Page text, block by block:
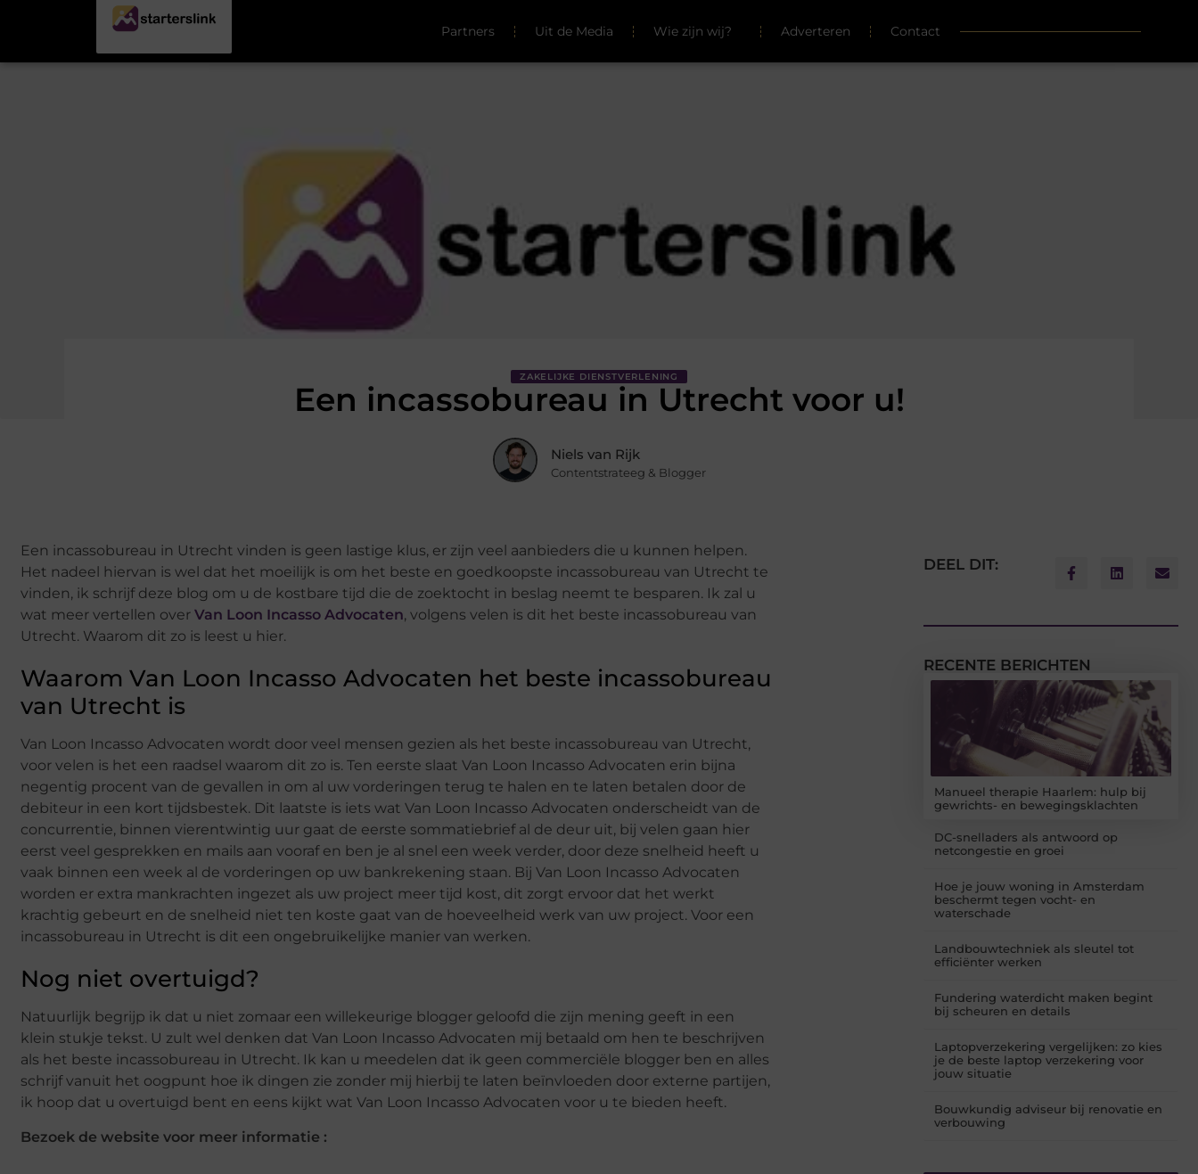
Partners Uit de Media Wie zijn wij? Adverteren Contact
ZAKELIJKE DIENSTVERLENING
Een incassobureau in Utrecht voor u!
Niels van Rijk
Contentstrateeg & Blogger
Een incassobureau in Utrecht vinden is geen lastige klus, er zijn veel aanbieders die u kunnen helpen.
Het nadeel hiervan is wel dat het moeilijk is om het beste en goedkoopste incassobureau van Utrecht te
vinden, ik schrijf deze blog om u de kostbare tijd die de zoektocht in beslag neemt te besparen. Ik zal u
wat meer vertellen over Van Loon Incasso Advocaten, volgens velen is dit het beste incassobureau van
Utrecht. Waarom dit zo is leest u hier.
Waarom Van Loon Incasso Advocaten het beste incassobureau
van Utrecht is
Van Loon Incasso Advocaten wordt door veel mensen gezien als het beste incassobureau van Utrecht,
voor velen is het een raadsel waarom dit zo is. Ten eerste slaat Van Loon Incasso Advocaten erin bijna
negentig procent van de gevallen in om al uw vorderingen terug te halen en te laten betalen door de
debiteur in een kort tijdsbestek. Dit laatste is iets wat Van Loon Incasso Advocaten onderscheidt van de
concurrentie, binnen vierentwintig uur gaat de eerste sommatiebrief al de deur uit, bij velen gaan hier
eerst veel gesprekken en mails aan vooraf en ben je al snel een week verder, door deze snelheid heeft u
vaak binnen een week al de vorderingen op uw bankrekening staan. Bij Van Loon Incasso Advocaten
worden er extra mankrachten ingezet als uw project meer tijd kost, dit zorgt ervoor dat het werkt
krachtig gebeurt en de snelheid niet ten koste gaat van de hoeveelheid werk van uw project. Voor een
incassobureau in Utrecht is dit een ongebruikelijke manier van werken.
Nog niet overtuigd?
Natuurlijk begrijp ik dat u niet zomaar een willekeurige blogger geloofd die zijn mening geeft in een
klein stukje tekst. U zult wel denken dat Van Loon Incasso Advocaten mij betaald om hen te beschrijven
als het beste incassobureau in Utrecht. Ik kan u meedelen dat ik geen commerciële blogger ben en alles
schrijf vanuit het oogpunt hoe ik dingen zie zonder mij hierbij te laten beïnvloeden door externe partijen,
ik hoop dat u overtuigd bent en eens kijkt wat Van Loon Incasso Advocaten voor u te bieden heeft.
Bezoek de website voor meer informatie :
DEEL DIT:
RECENTE BERICHTEN
Manueel therapie Haarlem: hulp bij
gewrichts- en bewegingsklachten
DC-snelladers als antwoord op
netcongestie en groei
Hoe je jouw woning in Amsterdam
beschermt tegen vocht- en
waterschade
Landbouwtechniek als sleutel tot
efficiënter werken
Fundering waterdicht maken begint
bij scheuren en details
Laptopverzekering vergelijken: zo kies
je de beste laptop verzekering voor
jouw situatie
Bouwkundig adviseur bij renovatie en
verbouwing